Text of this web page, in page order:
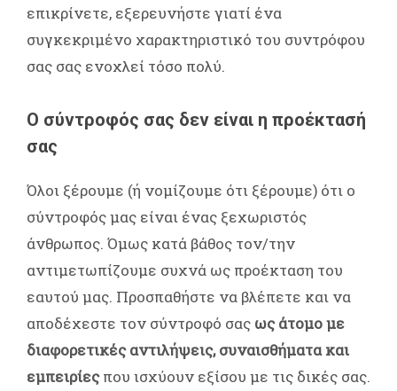
επικρίνετε, εξερευνήστε γιατί ένα
συγκεκριμένο χαρακτηριστικό του συντρόφου
σας σας ενοχλεί τόσο πολύ.
O σύντροφός σας δεν είναι η προέκτασή
σας
Όλοι ξέρουμε (ή νομίζουμε ότι ξέρουμε) ότι ο
σύντροφός μας είναι ένας ξεχωριστός
άνθρωπος. Όμως κατά βάθος τον/την
αντιμετωπίζουμε συχνά ως προέκταση του
εαυτού μας. Προσπαθήστε να βλέπετε και να
αποδέχεστε τον σύντροφό σας ως άτομο με
διαφορετικές αντιλήψεις, συναισθήματα και
εμπειρίεςπου ισχύουν εξίσου με τις δικές σας.